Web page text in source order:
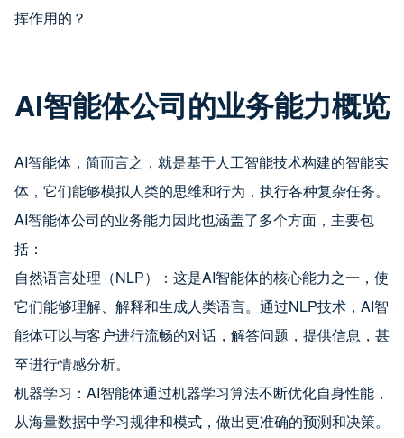
挥作用的？
AI智能体公司的业务能力概览
AI智能体，简而言之，就是基于人工智能技术构建的智能实
体，它们能够模拟人类的思维和行为，执行各种复杂任务。
AI智能体公司的业务能力因此也涵盖了多个方面，主要包
括：
自然语言处理（NLP）：这是AI智能体的核心能力之一，使
它们能够理解、解释和生成人类语言。通过NLP技术，AI智
能体可以与客户进行流畅的对话，解答问题，提供信息，甚
至进行情感分析。
机器学习：AI智能体通过机器学习算法不断优化自身性能，
从海量数据中学习规律和模式，做出更准确的预测和决策。